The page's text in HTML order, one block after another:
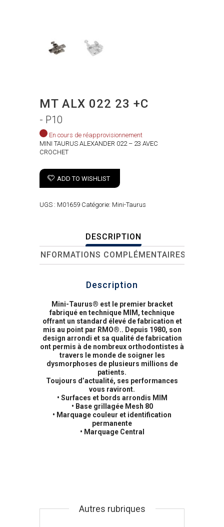
MT ALX 022 23 +C
- P10
En cours de réapprovisionnement
MINI TAURUS ALEXANDER 022 – 23 AVEC
CROCHET
ADD TO WISHLIST
UGS : M01659 Catégorie: Mini-Taurus
DESCRIPTION
INFORMATIONS COMPLÉMENTAIRES
Description
Mini-Taurus® est le premier bracket
fabriqué en technique MIM, technique
offrant un standard élevé de fabrication et
mis au point par RMO®.. Depuis 1980, son
design arrondi et sa qualité de fabrication
ont permis à de nombreux orthodontistes à
travers le monde de soigner les
dysmorphoses de plusieurs millions de
patients.
Toujours d’actualité, ses performances
vous raviront.
• Surfaces et bords arrondis MIM
• Base grillagée Mesh 80
• Marquage couleur et identification
permanente
• Marquage Central
Autres rubriques